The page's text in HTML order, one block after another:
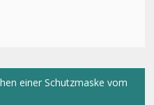
einer Schutzmaske vom